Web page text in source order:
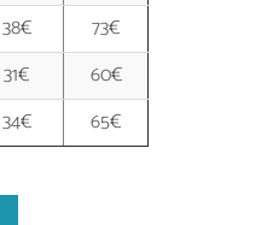
38€
73€
31€
60€
34€ 65€